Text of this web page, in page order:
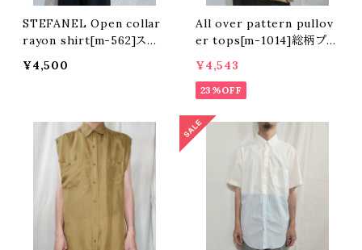
STEFANEL Open collar
rayon shirt[m-562]ステ
¥4,500
All over pattern pullov
er tops[m-1014]総柄プル
¥4,543
23%OFF